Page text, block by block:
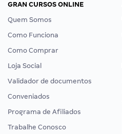
GRAN CURSOS ONLINE
Quem Somos
Como Funciona
Como Comprar
Loja Social
Validador de documentos
Conveniados
Programa de Afiliados
Trabalhe Conosco